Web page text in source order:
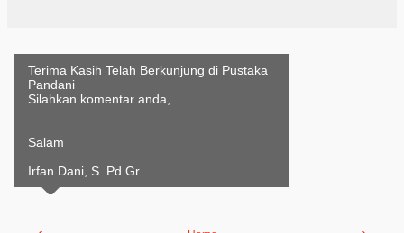
Terima Kasih Telah Berkunjung di Pustaka
Pandani
Silahkan komentar anda,
Salam
Irfan Dani, S. Pd.Gr